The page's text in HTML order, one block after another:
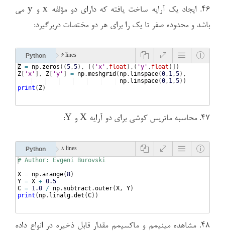
۴۶. ایجاد یک آرایه ساخت یافته که دارای دو مؤلفه x و y می
باشد و محدوده صفر تا یک را برای هر دو مختصات دربرگیرد:
Python 6 lines
Z = np. zeros ((5,5) , [( 'x' , float ) , ( 'y' , float )])
Z
'x' , Z 'y' = np.meshgrid ( np. linspace(0, 1,5) ,
np. linspace(0, 1,5))
print ( Z)
۴۷. محاسبه ماتریس کوشی برای دو آرایه X و Y:
Python 8 lines
# Author: Evgeni Burovski
X = np.arange(8)
Y = X + 0.5
C = 1.0 / np. subtract .outer(X, Y)
print ( np. linalg.det (C))
۴۸. مشاهده مینیمم و ماکسیمم مقدار قابل ذخیره در انواع داده